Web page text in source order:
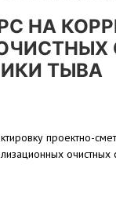
НА
ТЫВА
проектно-